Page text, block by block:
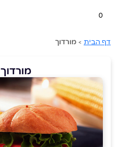
0
דף הבית > מורדוך
מורדוך